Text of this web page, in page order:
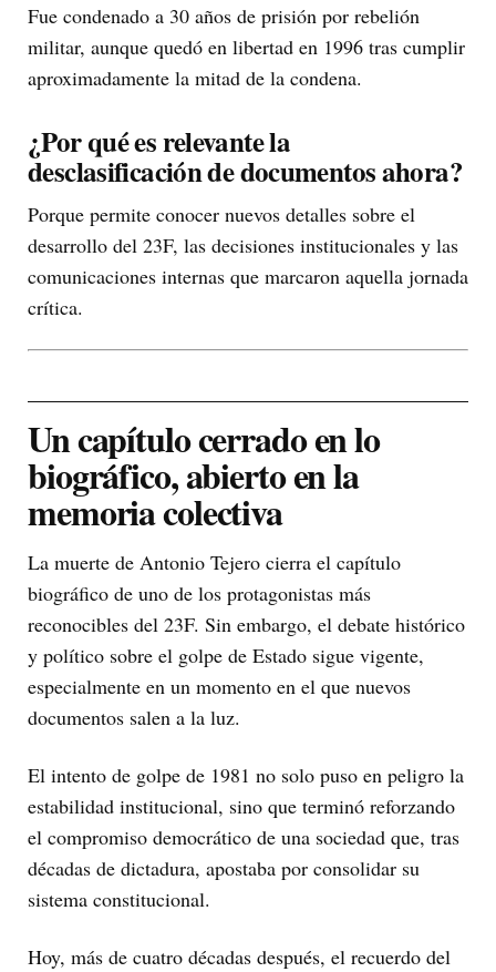
Fue condenado a 30 años de prisión por rebelión
militar, aunque quedó en libertad en 1996 tras cumplir
aproximadamente la mitad de la condena.
¿Por qué es relevante la
desclasificación de documentos ahora?
Porque permite conocer nuevos detalles sobre el
desarrollo del 23F, las decisiones institucionales y las
comunicaciones internas que marcaron aquella jornada
crítica.
Un capítulo cerrado en lo
biográfico, abierto en la
memoria colectiva
La muerte de Antonio Tejero cierra el capítulo
biográfico de uno de los protagonistas más
reconocibles del 23F. Sin embargo, el debate histórico
y político sobre el golpe de Estado sigue vigente,
especialmente en un momento en el que nuevos
documentos salen a la luz.
El intento de golpe de 1981 no solo puso en peligro la
estabilidad institucional, sino que terminó reforzando
el compromiso democrático de una sociedad que, tras
décadas de dictadura, apostaba por consolidar su
sistema constitucional.
Hoy, más de cuatro décadas después, el recuerdo del